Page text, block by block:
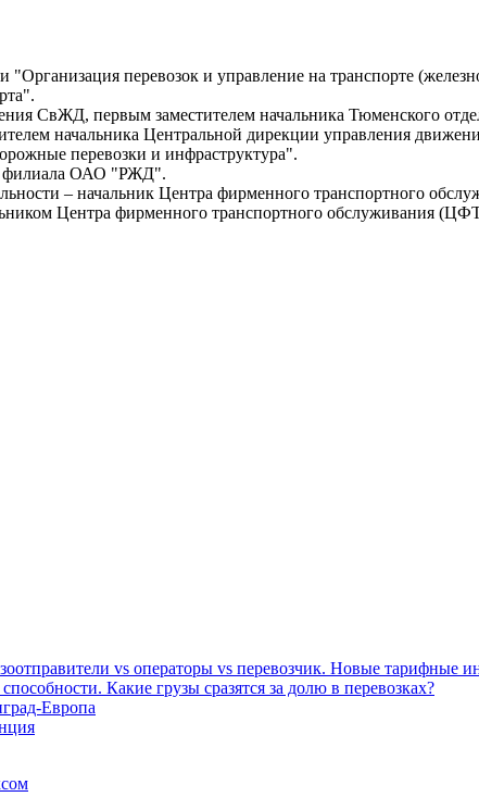
перевозок и управление на транспорте
СвЖД, первым заместителем начальника Тюменского
начальника Центральной дирекции управления
перевозки и инфраструктура".
– филиала ОАО "РЖД".
– начальник Центра фирменного транспортного
Центра фирменного транспортного обслуживания
vs операторы vs перевозчик. Новые тарифные
Какие грузы сразятся за долю в перевозках?
Европа